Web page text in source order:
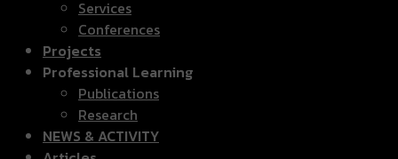
Services
Conferences
Projects
Professional Learning
Publications
Research
NEWS & ACTIVITY